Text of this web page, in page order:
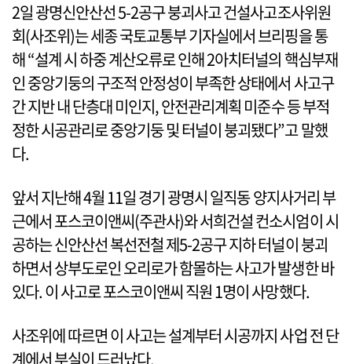
2일 광명신안산선 5-2공구 붕괴사고 건설사고조사위원
회(사조위)는 세종 국토교통부 기자실에서 브리핑을 통
해 “설계 시 하중 계산오류로 인해 2아치터널의 핵심부재
인 중앙기둥의 구조적 안정성이 부족한 상태에서 사고구
간 지반 내 단층대 미인지, 안전관리계획 미준수 등 부적
정한 시공관리로 중앙기둥 및 터널이 붕괴됐다”고 말했
다.
앞서 지난해 4월 11일 경기 광명시 일직동 양지사거리 부
근에서 포스코이앤씨(주관사)와 서희건설 컨소시엄이 시
공하는 신안산선 복선전철 제5-2공구 지하 터널이 붕괴
하면서 상부도로인 오리로가 함몰하는 사고가 발생한 바
있다. 이 사고로 포스코이앤씨 직원 1명이 사망했다.
사조위에 따르면 이 사고는 설계부터 시공까지 사업 전 단
계에서 부실이 드러났다.